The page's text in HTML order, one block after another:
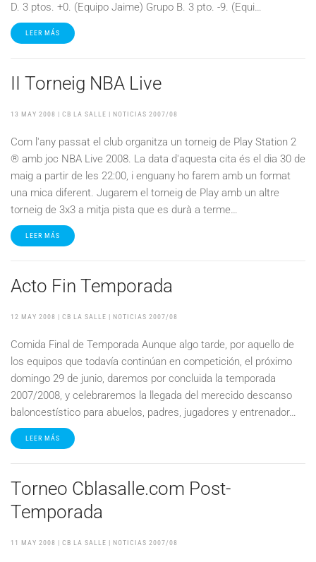
D. 3 ptos. +0. (Equipo Jaime) Grupo B. 3 pto. -9. (Equi…
LEER MÁS
II Torneig NBA Live
13 MAY 2008 | CB LA SALLE | NOTICIAS 2007/08
Com l'any passat el club organitza un torneig de Play Station 2
® amb joc NBA Live 2008. La data d'aquesta cita és el dia 30 de
maig a partir de les 22:00, i enguany ho farem amb un format
una mica diferent. Jugarem el torneig de Play amb un altre
torneig de 3x3 a mitja pista que es durà a terme…
LEER MÁS
Acto Fin Temporada
12 MAY 2008 | CB LA SALLE | NOTICIAS 2007/08
Comida Final de Temporada Aunque algo tarde, por aquello de
los equipos que todavía continúan en competición, el próximo
domingo 29 de junio, daremos por concluida la temporada
2007/2008, y celebraremos la llegada del merecido descanso
baloncestístico para abuelos, padres, jugadores y entrenador…
LEER MÁS
Torneo Cblasalle.com Post-
Temporada
11 MAY 2008 | CB LA SALLE | NOTICIAS 2007/08